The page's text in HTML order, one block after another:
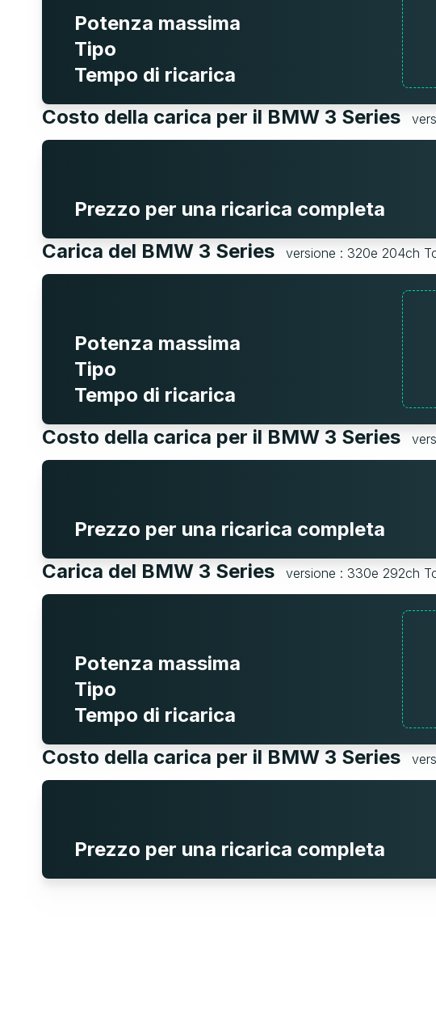
Potenza massima
Tipo
Tempo di ricarica
Costo della carica per il BMW 3 Series
Prezzo per una ricarica completa
Carica del BMW 3 Series versione : 320e 204ch
Potenza massima
Tipo
Tempo di ricarica
Costo della carica per il BMW 3 Series
Prezzo per una ricarica completa
Carica del BMW 3 Series versione : 330e 292ch
Potenza massima
Tipo
Tempo di ricarica
Costo della carica per il BMW 3 Series
Prezzo per una ricarica completa